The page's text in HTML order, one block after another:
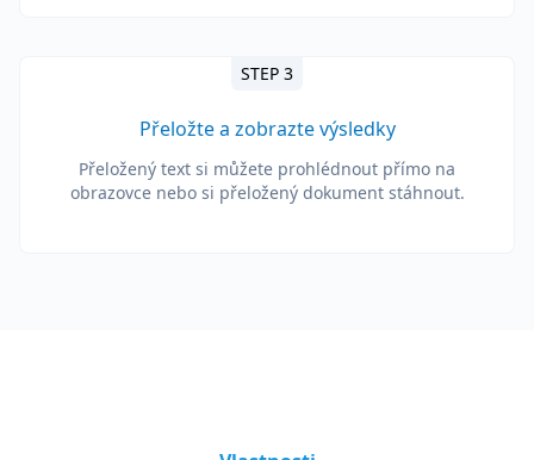
STEP 3
Přeložte a zobrazte výsledky
Přeložený text si můžete prohlédnout přímo na
obrazovce nebo si přeložený dokument stáhnout.